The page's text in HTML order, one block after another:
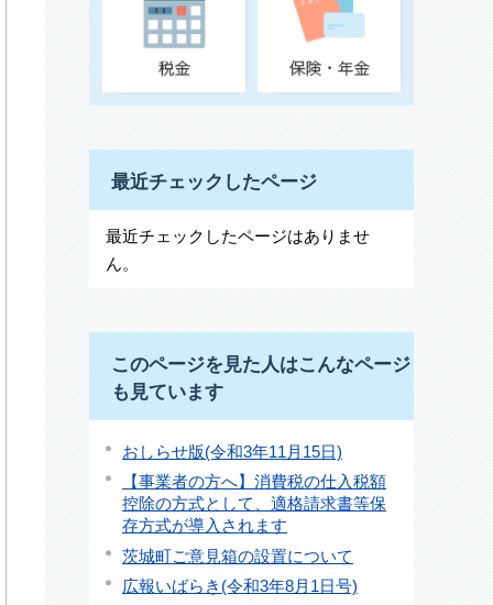
最近チェックしたページ
最近チェックしたページはありませ
ん。
このページを見た人はこんなページ
も見ています
おしらせ版(令和3年11月15日)
【事業者の方へ】消費税の仕入税額
控除の方式として、適格請求書等保
存方式が導入されます
茨城町ご意見箱の設置について
広報いばらき(令和3年8月1日号)